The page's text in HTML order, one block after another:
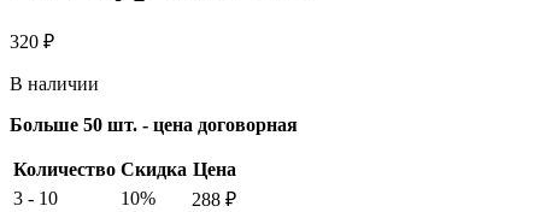
320 ₽
В наличии
Больше 50 шт. - цена договорная
Количество Скидка Цена
3 - 10
10% 288 ₽